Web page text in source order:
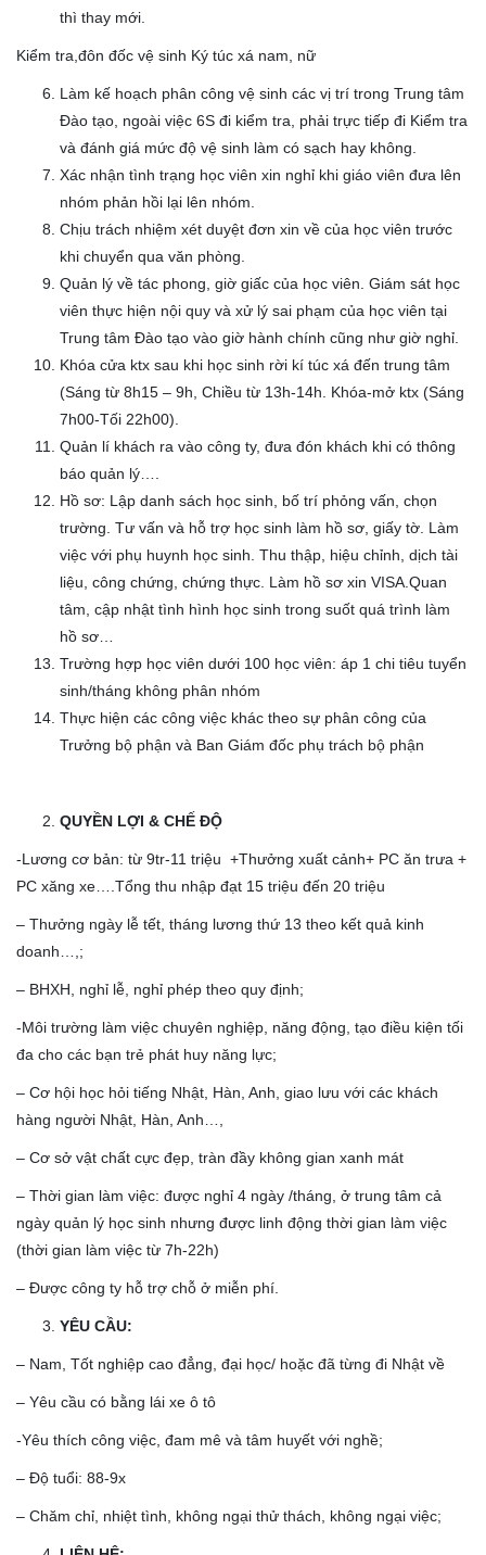
thì thay mới.
Kiểm tra,đôn đốc vệ sinh Ký túc xá nam, nữ
Làm kế hoạch phân công vệ sinh các vị trí trong Trung tâm
Đào tạo, ngoài việc 6S đi kiểm tra, phải trực tiếp đi Kiểm tra
và đánh giá mức độ vệ sinh làm có sạch hay không.
Xác nhận tình trạng học viên xin nghỉ khi giáo viên đưa lên
nhóm phản hồi lại lên nhóm.
Chịu trách nhiệm xét duyệt đơn xin về của học viên trước
khi chuyển qua văn phòng.
Quản lý về tác phong, giờ giấc của học viên. Giám sát học
viên thực hiện nội quy và xử lý sai phạm của học viên tại
Trung tâm Đào tạo vào giờ hành chính cũng như giờ nghỉ.
Khóa cửa ktx sau khi học sinh rời kí túc xá đến trung tâm
(Sáng từ 8h15 – 9h, Chiều từ 13h-14h. Khóa-mở ktx (Sáng
7h00-Tối 22h00).
Quản lí khách ra vào công ty, đưa đón khách khi có thông
báo quản lý….
Hồ sơ: Lập danh sách học sinh, bố trí phỏng vấn, chọn
trường. Tư vấn và hỗ trợ học sinh làm hồ sơ, giấy tờ. Làm
việc với phụ huynh học sinh. Thu thập, hiệu chỉnh, dịch tài
liệu, công chứng, chứng thực. Làm hồ sơ xin VISA.Quan
tâm, cập nhật tình hình học sinh trong suốt quá trình làm
hồ sơ…
Trường hợp học viên dưới 100 học viên: áp 1 chi tiêu tuyển
sinh/tháng không phân nhóm
Thực hiện các công việc khác theo sự phân công của
Trưởng bộ phận và Ban Giám đốc phụ trách bộ phận
QUYỀN LỢI & CHẾ ĐỘ
-Lương cơ bản: từ 9tr-11 triệu +Thưởng xuất cảnh+ PC ăn trưa +
PC xăng xe….Tổng thu nhập đạt 15 triệu đến 20 triệu
– Thưởng ngày lễ tết, tháng lương thứ 13 theo kết quả kinh
doanh…,;
– BHXH, nghỉ lễ, nghỉ phép theo quy định;
-Môi trường làm việc chuyên nghiệp, năng động, tạo điều kiện tối
đa cho các bạn trẻ phát huy năng lực;
– Cơ hội học hỏi tiếng Nhật, Hàn, Anh, giao lưu với các khách
hàng người Nhật, Hàn, Anh…,
– Cơ sở vật chất cực đẹp, tràn đầy không gian xanh mát
– Thời gian làm việc: được nghỉ 4 ngày /tháng, ở trung tâm cả
ngày quản lý học sinh nhưng được linh động thời gian làm việc
(thời gian làm việc từ 7h-22h)
– Được công ty hỗ trợ chỗ ở miễn phí.
YÊU CẦU:
– Nam, Tốt nghiệp cao đẳng, đại học/ hoặc đã từng đi Nhật về
– Yêu cầu có bằng lái xe ô tô
-Yêu thích công việc, đam mê và tâm huyết với nghề;
– Độ tuổi: 88-9x
– Chăm chỉ, nhiệt tình, không ngại thử thách, không ngại việc;